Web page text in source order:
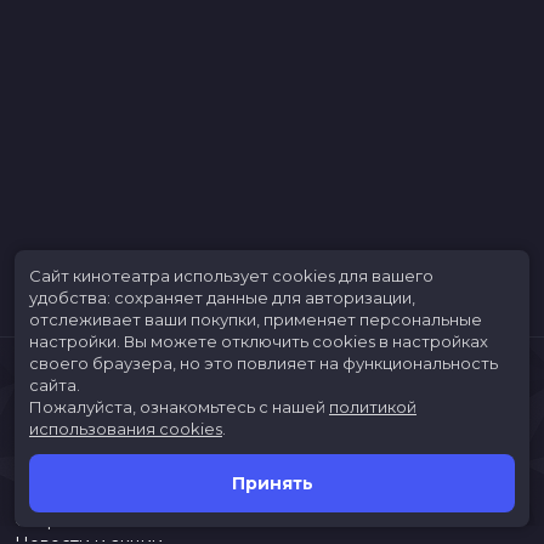
Скоро в кино
Сайт кинотеатра использует cookies для вашего
удобства: сохраняет данные для авторизации,
отслеживает ваши покупки, применяет персональные
настройки. Вы можете отключить cookies в настройках
своего браузера, но это повлияет на функциональность
сайта.
Пожалуйста, ознакомьтесь с нашей политикой
использования cookies
Принять